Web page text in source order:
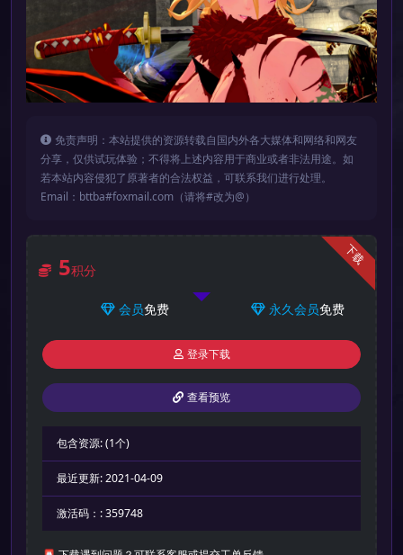
免责声明：本站提供的资源转载自国内外各大媒体和网络和网友
分享，仅供试玩体验；不得将上述内容用于商业或者非法用途。如
若本站内容侵犯了原著者的合法权益，可联系我们进行处理。
Email：bttba#foxmail.com（请将#改为@）
下载
5积分
会员免费 永久会员免费
登录下载
查看预览
包含资源:(1个)
最近更新:2021-04-09
激活码：:359748